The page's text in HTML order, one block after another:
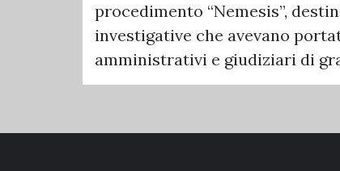
procedimento “Nemesis”,
investigative che avevano
amministrativi e giudiziari di